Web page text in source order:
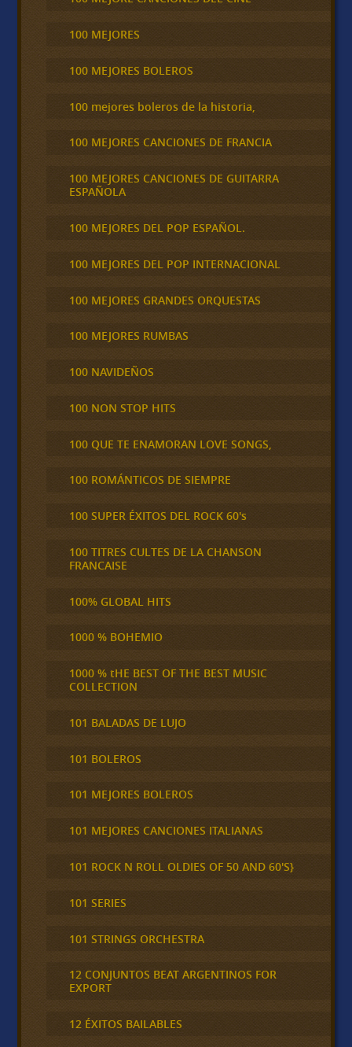
100 MEJORES
100 MEJORES BOLEROS
100 mejores boleros de la historia,
100 MEJORES CANCIONES DE FRANCIA
100 MEJORES CANCIONES DE GUITARRA
ESPAÑOLA
100 MEJORES DEL POP ESPAÑOL.
100 MEJORES DEL POP INTERNACIONAL
100 MEJORES GRANDES ORQUESTAS
100 MEJORES RUMBAS
100 NAVIDEÑOS
100 NON STOP HITS
100 QUE TE ENAMORAN LOVE SONGS,
100 ROMÁNTICOS DE SIEMPRE
100 SUPER ÉXITOS DEL ROCK 60's
100 TITRES CULTES DE LA CHANSON
FRANCAISE
100% GLOBAL HITS
1000 % BOHEMIO
1000 % tHE BEST OF THE BEST MUSIC
COLLECTION
101 BALADAS DE LUJO
101 BOLEROS
101 MEJORES BOLEROS
101 MEJORES CANCIONES ITALIANAS
101 ROCK N ROLL OLDIES OF 50 AND 60'S}
101 SERIES
101 STRINGS ORCHESTRA
12 CONJUNTOS BEAT ARGENTINOS FOR
EXPORT
12 ÉXITOS BAILABLES